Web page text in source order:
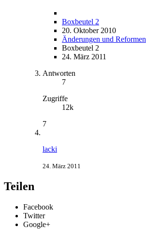
Boxbeutel 2
20. Oktober 2010
Änderungen und Reformen
Boxbeutel 2
24. März 2011
Antworten
7
Zugriffe
12k
7
lacki
24. März 2011
Teilen
Facebook
Twitter
Google+